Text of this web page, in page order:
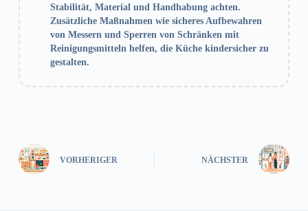
Stabilität, Material und Handhabung achten.
Zusätzliche Maßnahmen wie sicheres Aufbewahren
von Messern und Sperren von Schränken mit
Reinigungsmitteln helfen, die Küche kindersicher zu
gestalten.
VORHERIGER NÄCHSTER